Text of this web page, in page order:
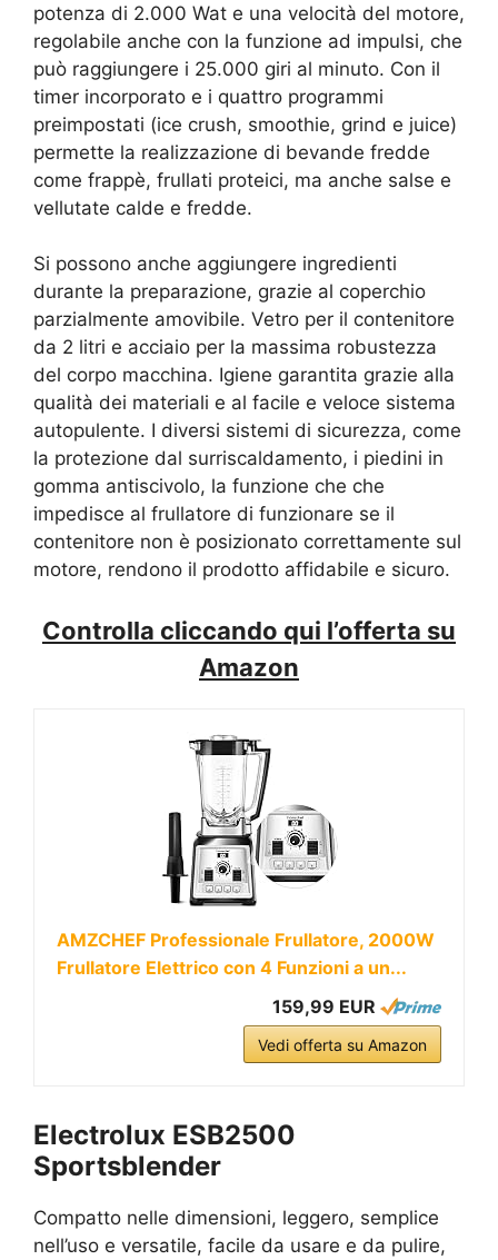
potenza di 2.000 Wat e una velocità del motore,
regolabile anche con la funzione ad impulsi, che
può raggiungere i 25.000 giri al minuto. Con il
timer incorporato e i quattro programmi
preimpostati (ice crush, smoothie, grind e juice)
permette la realizzazione di bevande fredde
come frappè, frullati proteici, ma anche salse e
vellutate calde e fredde.
Si possono anche aggiungere ingredienti
durante la preparazione, grazie al coperchio
parzialmente amovibile. Vetro per il contenitore
da 2 litri e acciaio per la massima robustezza
del corpo macchina. Igiene garantita grazie alla
qualità dei materiali e al facile e veloce sistema
autopulente. I diversi sistemi di sicurezza, come
la protezione dal surriscaldamento, i piedini in
gomma antiscivolo, la funzione che che
impedisce al frullatore di funzionare se il
contenitore non è posizionato correttamente sul
motore, rendono il prodotto affidabile e sicuro.
Controlla cliccando qui l’offerta su
Amazon
AMZCHEF Professionale Frullatore, 2000W
Frullatore Elettrico con 4 Funzioni a un...
159,99 EUR
Vedi offerta su Amazon
Electrolux ESB2500
Sportsblender
Compatto nelle dimensioni, leggero, semplice
nell’uso e versatile, facile da usare e da pulire,